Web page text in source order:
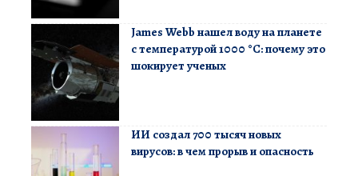
James Webb нашел воду на планете
с температурой 1000 °C: почему это
шокирует ученых
ИИ создал 700 тысяч новых
вирусов: в чем прорыв и опасность